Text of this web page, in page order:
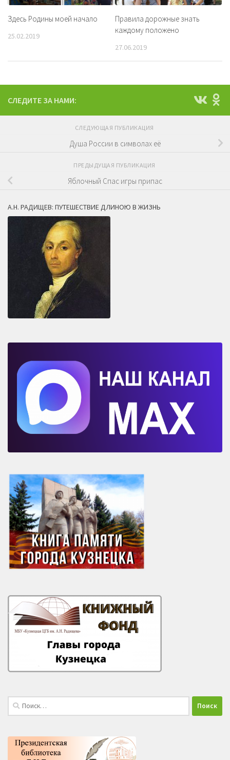
Здесь Родины моей начало
25.02.2019
Правила дорожные знать
каждому положено
27.06.2019
СЛЕДИТЕ ЗА НАМИ:
СЛЕДУЮЩАЯ ПУБЛИКАЦИЯ
Душа России в символах её
ПРЕДЫДУЩАЯ ПУБЛИКАЦИЯ
Яблочный Спас игры припас
А.Н. РАДИЩЕВ: ПУТЕШЕСТВИЕ ДЛИНОЮ В ЖИЗНЬ
Найти: